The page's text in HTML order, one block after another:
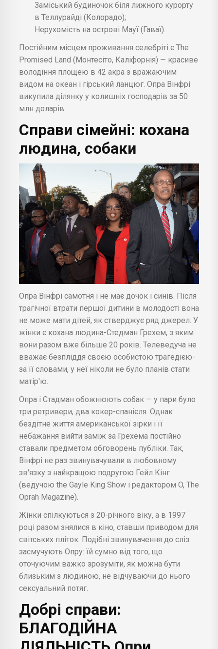
Заміський будиночок біля лижного курорту
в Теллурайді (Колорадо);
Нерухомість на острові Мауї (Гаваї).
Постійним місцем проживання селебріті є The
Promised Land (Монтесіто, Каліфорнія) — красиве
володіння площею в 42 акра з вражаючим
видом на океан і гірський ланцюг. Опра Вінфрі
викупила ділянку у колишніх господарів за 50
млн доларів.
Справи сімейні: кохана
людина, собаки
Опра Вінфрі самотня і не має дочок і синів. Після
трагічної втрати першої дитини в молодості вона
не може мати дітей, як стверджує ряд джерел. У
жінки є кохана людина-Стедман Грехем, з яким
вони разом вже більше 20 років. Телеведуча не
вважає безпліддя своєю особистою трагедією-
за її словами, у неї ніколи не було планів стати
матір'ю.
Опра і Стадман обожнюють собак — у пари було
три ретривери, два кокер-спанієля. Однак
бездітне життя американської зірки і її
небажання вийти заміж за Грехема постійно
ставали предметом обговорень публіки. Так,
Вінфрі не раз звинувачували в любовному
зв'язку з найкращою подругою Гейл Кінг
(ведучою the Gayle King Show і редактором O, The
Oprah Magazine).
Жінки спілкуються з 20-річного віку, а в 1997
році разом знялися в кіно, ставши приводом для
світських пліток. Подібні звинувачення до сліз
засмучують Опру: їй сумно від того, що
оточуючим важко зрозуміти, як можна бути
близьким з людиною, не відчуваючи до нього
сексуальний потяг.
Добрі справи:
БЛАГОДІЙНА